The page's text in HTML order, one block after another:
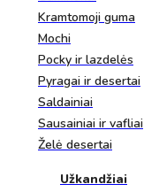
Kramtomoji guma
Mochi
Pocky ir lazdelės
Pyragai ir desertai
Saldainiai
Sausainiai ir vafliai
Želė desertai
Užkandžiai